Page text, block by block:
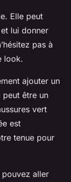
Elle peut
lui donner
pas à
look.
ajouter un
peut être un
vert
est
tenue pour
pouvez aller